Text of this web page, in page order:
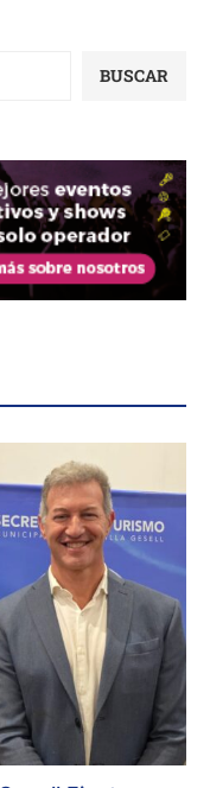
BUSCAR